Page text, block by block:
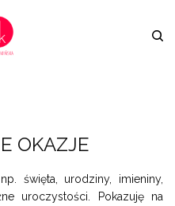
OKAZJE
święta, urodziny, imieniny,
uroczystości. Pokazuję na